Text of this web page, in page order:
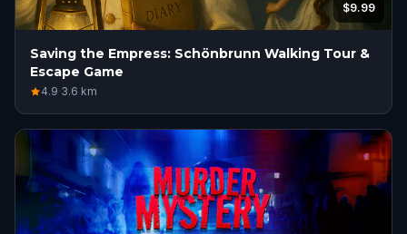
$9.99
Saving the Empress: Schönbrunn Walking Tour &
Escape Game
4.9·3.6 km